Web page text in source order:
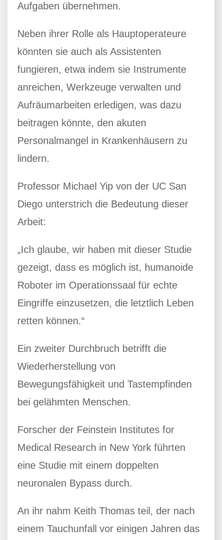
Aufgaben übernehmen.
Neben ihrer Rolle als Hauptoperateure
könnten sie auch als Assistenten
fungieren, etwa indem sie Instrumente
anreichen, Werkzeuge verwalten und
Aufräumarbeiten erledigen, was dazu
beitragen könnte, den akuten
Personalmangel in Krankenhäusern zu
lindern.
Professor Michael Yip von der UC San
Diego unterstrich die Bedeutung dieser
Arbeit:
„Ich glaube, wir haben mit dieser Studie
gezeigt, dass es möglich ist, humanoide
Roboter im Operationssaal für echte
Eingriffe einzusetzen, die letztlich Leben
retten können.“
Ein zweiter Durchbruch betrifft die
Wiederherstellung von
Bewegungsfähigkeit und Tastempfinden
bei gelähmten Menschen.
Forscher der Feinstein Institutes for
Medical Research in New York führten
eine Studie mit einem doppelten
neuronalen Bypass durch.
An ihr nahm Keith Thomas teil, der nach
einem Tauchunfall vor einigen Jahren das